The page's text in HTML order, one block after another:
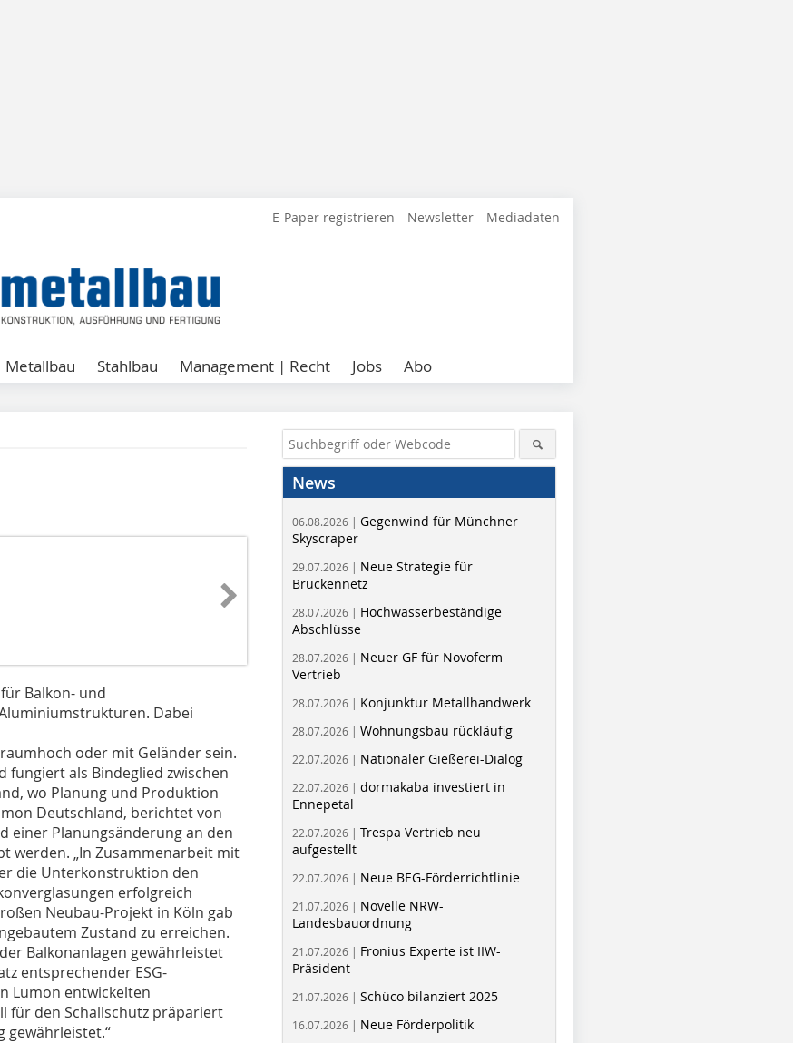
E-Paper registrieren Newsletter Mediadaten
Metallbau Stahlbau Management | Recht Jobs Abo
Balkon- und
Dabei
oder mit Geländer sein.
als Bindeglied zwischen
wo Planung und Produktion
Deutschland, berichtet von
einer Planungsänderung an den
werden. „In Zusammenarbeit mit
die Unterkonstruktion den
erfolgreich
Neubau-Projekt in Köln gab
Zustand zu erreichen.
Balkonanlagen gewährleistet
entsprechender ESG-
Lumon entwickelten
für den Schallschutz präpariert
gewährleistet.“
News
06.08.2026 | Gegenwind für Münchner
Skyscraper
29.07.2026 | Neue Strategie für
Brückennetz
28.07.2026 | Hochwasserbeständige
Abschlüsse
28.07.2026 | Neuer GF für Novoferm
Vertrieb
28.07.2026 | Konjunktur Metallhandwerk
28.07.2026 | Wohnungsbau rückläufig
22.07.2026 | Nationaler Gießerei-Dialog
22.07.2026 | dormakaba investiert in
Ennepetal
22.07.2026 | Trespa Vertrieb neu
aufgestellt
22.07.2026 | Neue BEG-Förderrichtlinie
21.07.2026 | Novelle NRW-
Landesbauordnung
21.07.2026 | Fronius Experte ist IIW-
Präsident
21.07.2026 | Schüco bilanziert 2025
16.07.2026 | Neue Förderpolitik